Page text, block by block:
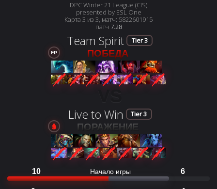
Team Spirit Tier 3
ПОБЕДА
FP
DPC Winter 21 League (CIS)
presented by ESL One
Карта 3 из 3, матч: 5822601915
патч 7.28
Live to Win Tier 3
ПОРАЖЕНИЕ
10 Начало игры 6